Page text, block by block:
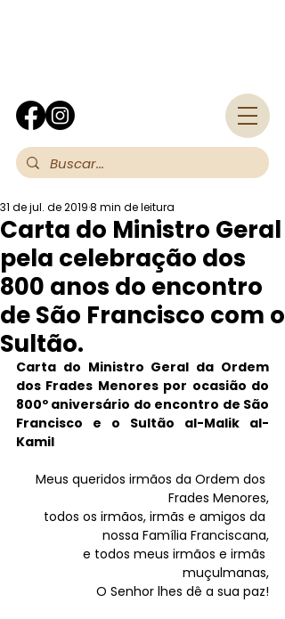
Carta do Ministro Geral
pela celebração dos
800 anos do encontro
de São Francisco com o
Sultão.
31 de jul. de 20198 min de leitura
Carta do Ministro Geral da Ordem
dos Frades Menores por ocasião do
800º aniversário do encontro de São
Francisco e o Sultão al-Malik al-
Kamil
Meus queridos irmãos da Ordem dos
Frades Menores,
todos os irmãos, irmãs e amigos da
nossa Família Franciscana,
e todos meus irmãos e irmãs
muçulmanas,
O Senhor lhes dê a sua paz!